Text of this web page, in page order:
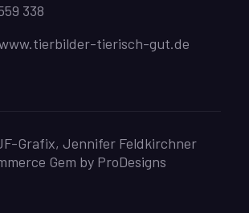
338
tierisch-gut.de
Grafix, Jennifer Feldkirchner
Gem by ProDesigns